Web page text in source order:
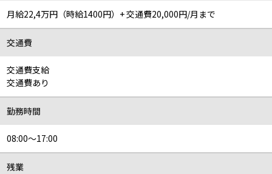
月給22,4万円（時給1400円）+ 交通費20,000円/月まで
交通費
交通費支給
交通費あり
勤務時間
08:00～17:00
残業